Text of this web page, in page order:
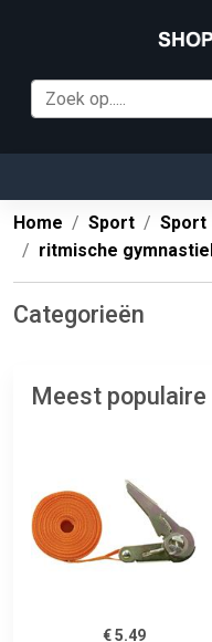
Home Sport Sport
ritmische
Categorieën
Meest
€ 5.49